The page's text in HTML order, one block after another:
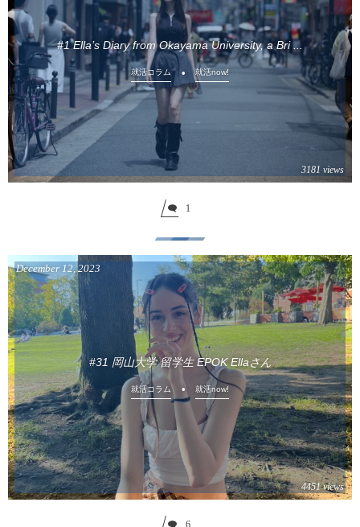
#1 Ella’s Diary from Okayama University, a Bri ...
就活コラム 就活now!
3181 views
1
#31 岡山大学 留学生 EPOK Ellaさん
December 12,2023
就活コラム 就活now!
4451 views